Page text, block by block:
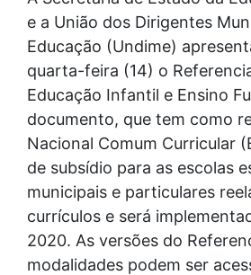
e a União dos Dirigentes
Educação (Undime)
quarta-feira (14) o
Educação Infantil e Ensino
documento, que tem como
Nacional Comum Curricular
de subsídio para as escolas
municipais e particulares
currículos e será
2020. As versões do
modalidades podem ser